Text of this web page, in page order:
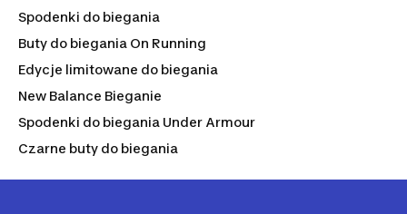
Spodenki do biegania
Buty do biegania On Running
Edycje limitowane do biegania
New Balance Bieganie
Spodenki do biegania Under Armour
Czarne buty do biegania